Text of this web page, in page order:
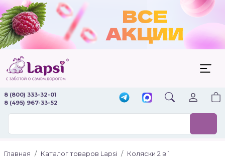
8 (800) 333-32-01
8 (495) 967-33-52
Главная Каталог товаров Lapsi
Коляски 2 в 1